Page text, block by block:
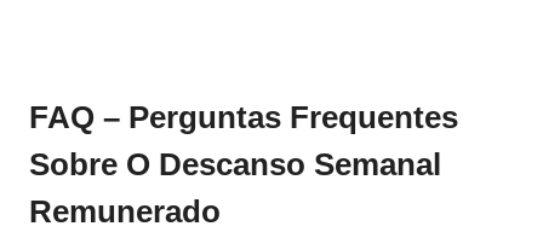
FAQ – Perguntas Frequentes
Sobre O Descanso Semanal
Remunerado